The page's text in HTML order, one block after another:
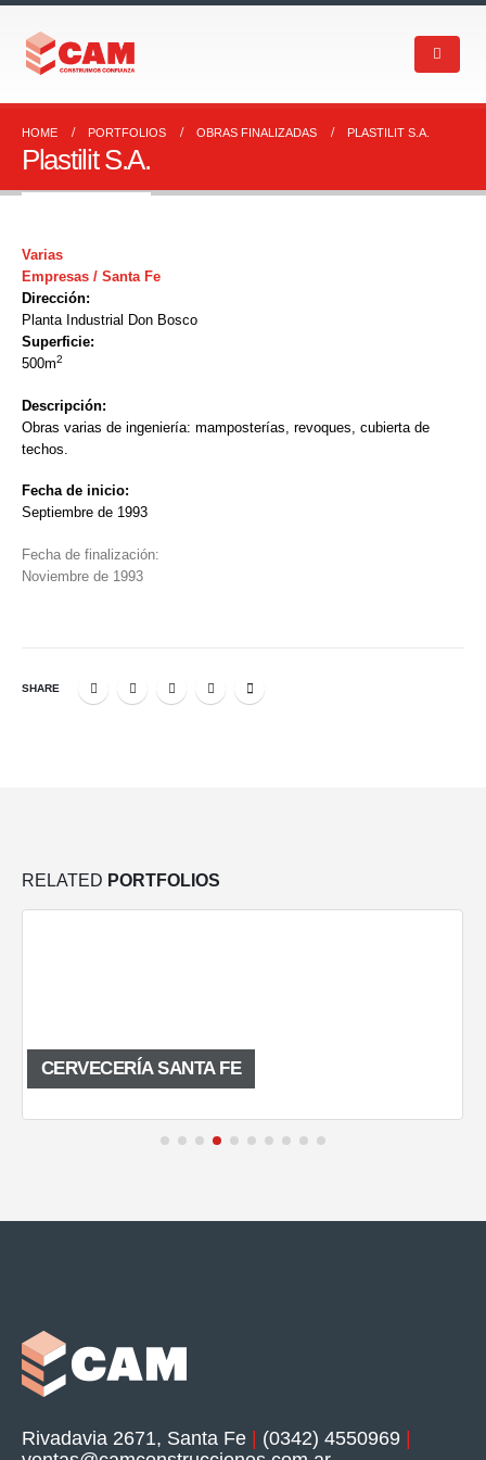
HOME PORTFOLIOS OBRAS FINALIZADAS PLASTILIT S.A.
Plastilit S.A.
Varias
Empresas / Santa Fe
Dirección:
Planta Industrial Don Bosco
Superficie:
500m2
Descripción:
Obras varias de ingeniería: mamposterías, revoques, cubierta de
techos.
Fecha de inicio:
Septiembre de 1993
Fecha de finalización:
Noviembre de 1993
SHARE
RELATED PORTFOLIOS
CERVECERÍA SANTA FE
Rivadavia 2671, Santa Fe | (0342) 4550969 |